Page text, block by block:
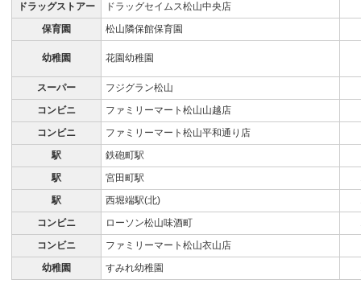
ドラッグストアー
ドラッグセイムス松山中央店
保育園
松山隣保館保育園
幼稚園 花園幼稚園
スーパー
フジグラン松山
コンビニ
ファミリーマート松山山越店
コンビニ
ファミリーマート松山平和通り店
駅
鉄砲町駅
駅
宮田町駅
駅
西堀端駅(北)
コンビニ
ローソン松山味酒町
コンビニ
ファミリーマート松山衣山店
幼稚園
すみれ幼稚園